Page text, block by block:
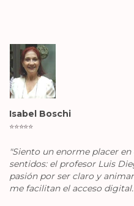
Isabel Boschi
⭐️⭐️⭐️⭐️⭐️
"Siento un enorme placer
sentidos: el profesor Luis
pasión por ser claro y
me facilitan el acceso